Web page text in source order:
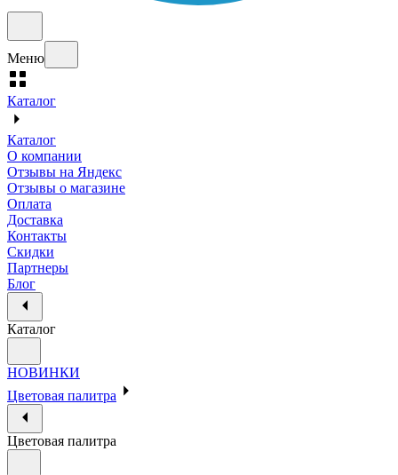
Меню
Каталог
Каталог
О компании
Отзывы на Яндекс
Отзывы о магазине
Оплата
Доставка
Контакты
Скидки
Партнеры
Блог
Каталог
НОВИНКИ
Цветовая палитра
Цветовая палитра